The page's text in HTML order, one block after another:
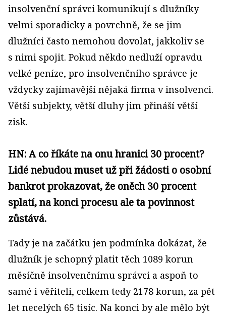
insolvenční správci komunikují s dlužníky
velmi sporadicky a povrchně, že se jim
dlužníci často nemohou dovolat, jakkoliv se
s nimi spojit. Pokud někdo nedluží opravdu
velké peníze, pro insolvenčního správce je
vždycky zajímavější nějaká firma v insolvenci.
Větší subjekty, větší dluhy jim přináší větší
zisk.
HN: A co říkáte na onu hranici 30 procent?
Lidé nebudou muset už při žádosti o osobní
bankrot prokazovat, že oněch 30 procent
splatí, na konci procesu ale ta povinnost
zůstává.
Tady je na začátku jen podmínka dokázat, že
dlužník je schopný platit těch 1089 korun
měsíčně insolvenčnímu správci a aspoň to
samé i věřiteli, celkem tedy 2178 korun, za pět
let necelých 65 tisíc. Na konci by ale mělo být